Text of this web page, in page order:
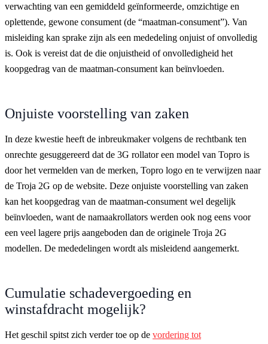
verwachting van een gemiddeld geïnformeerde, omzichtige en
oplettende, gewone consument (de “maatman-consument”). Van
misleiding kan sprake zijn als een mededeling onjuist of onvolledig
is. Ook is vereist dat de die onjuistheid of onvolledigheid het
koopgedrag van de maatman-consument kan beïnvloeden.
Onjuiste voorstelling van zaken
In deze kwestie heeft de inbreukmaker volgens de rechtbank ten
onrechte gesuggereerd dat de 3G rollator een model van Topro is
door het vermelden van de merken, Topro logo en te verwijzen naar
de Troja 2G op de website. Deze onjuiste voorstelling van zaken
kan het koopgedrag van de maatman-consument wel degelijk
beïnvloeden, want de namaakrollators werden ook nog eens voor
een veel lagere prijs aangeboden dan de originele Troja 2G
modellen. De mededelingen wordt als misleidend aangemerkt.
Cumulatie schadevergoeding en
winstafdracht mogelijk?
Het geschil spitst zich verder toe op de vordering tot